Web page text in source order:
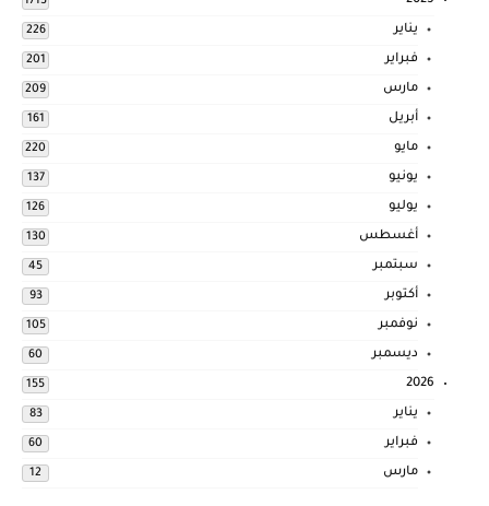
يناير 226
فبراير 201
مارس 209
أبريل 161
مايو 220
يونيو 137
يوليو 126
أغسطس 130
سبتمبر 45
أكتوبر 93
نوفمبر 105
ديسمبر 60
2026
155
يناير 83
فبراير 60
مارس 12